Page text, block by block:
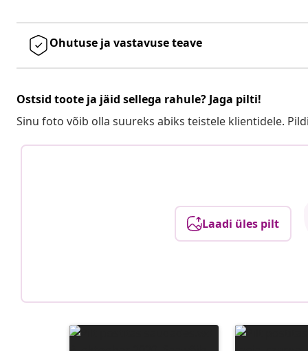
Ohutuse ja vastavuse teave
Ostsid toote ja jäid sellega rahule? Jaga pilti!
Sinu foto võib olla suureks abiks teistele klientidele.
Laadi üles pilt